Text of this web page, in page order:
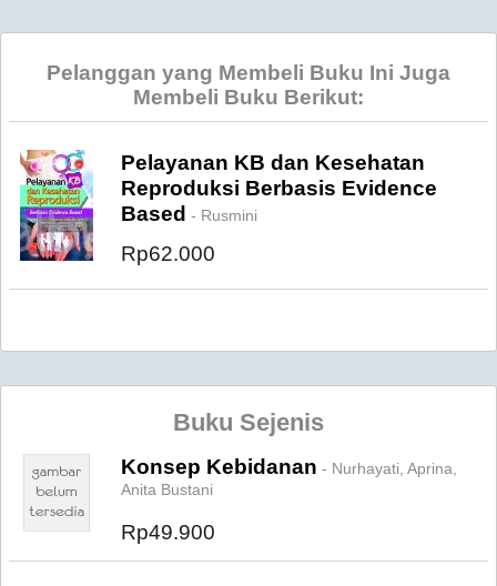
Pelanggan yang Membeli Buku Ini Juga
Membeli Buku Berikut:
Pelayanan KB dan Kesehatan
Reproduksi Berbasis Evidence
Based - Rusmini
Rp62.000
Buku Sejenis
Konsep Kebidanan - Nurhayati, Aprina,
Anita Bustani
Rp49.900